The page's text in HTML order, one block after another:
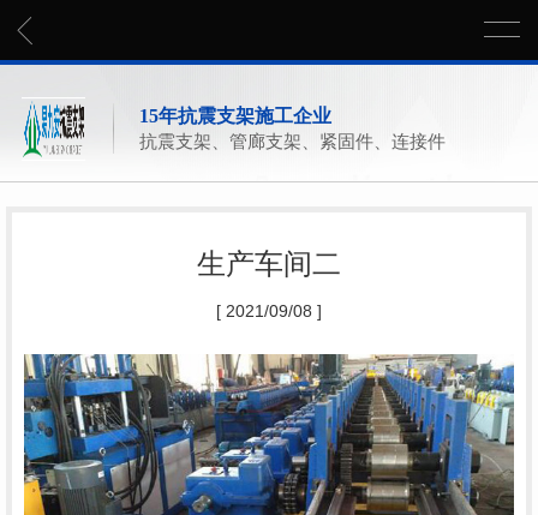
15年抗震支架施工企业
抗震支架、管廊支架、紧固件、连接件
生产车间二
[ 2021/09/08 ]